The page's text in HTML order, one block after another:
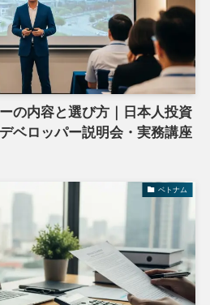
の内容と選び方｜日本人投資
ベロッパー説明会・実務講座
ベトナム